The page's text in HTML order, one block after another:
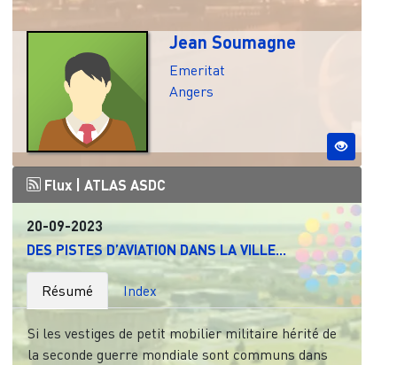
Jean Soumagne
Emeritat
Angers
Flux | ATLAS ASDC
20-09-2023
DES PISTES D’AVIATION DANS LA VILLE...
Résumé Index
Si les vestiges de petit mobilier militaire hérité de
la seconde guerre mondiale sont communs dans